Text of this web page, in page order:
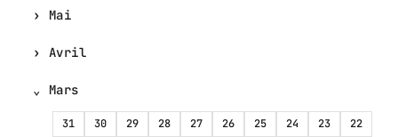
Mai
Avril
Mars
31 30 29 28 27 26 25 24 23
22